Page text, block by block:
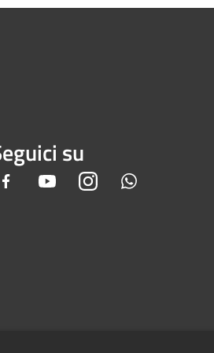
su
Facebook YoutubeInstagram